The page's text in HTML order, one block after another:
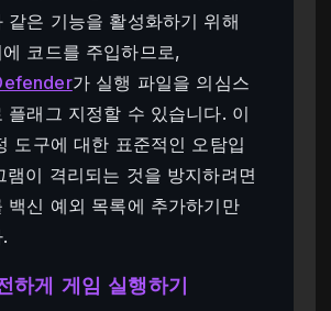
같은 기능을 활성화하기 위해
코드를 주입하므로,
가 실행 파일을 의심스
플래그 지정할 수 있습니다. 이
도구에 대한 표준적인 오탐입
램이 격리되는 것을 방지하려면
백신 예외 목록에 추가하기만
하게 게임 실행하기